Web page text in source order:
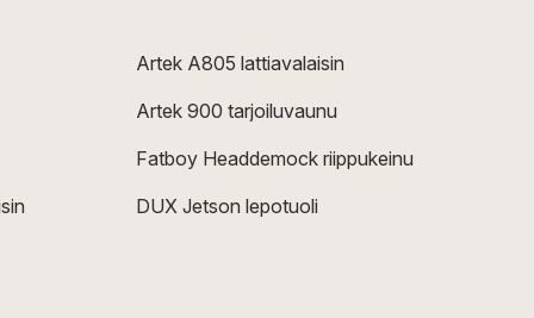
Artek A805 lattiavalaisin
Artek 900 tarjoiluvaunu
Fatboy Headdemock riippukeinu
DUX Jetson lepotuoli